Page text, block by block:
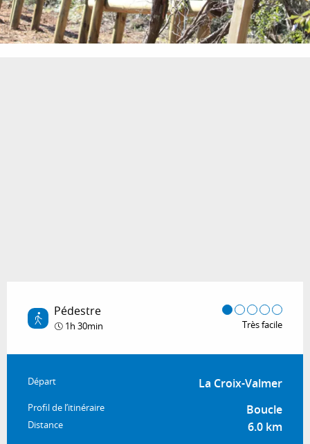
Pédestre
1h 30min Très facile
Informations pratiques
Départ La Croix-Valmer
Profil de l’itinéraire Boucle
Distance 6.0 km